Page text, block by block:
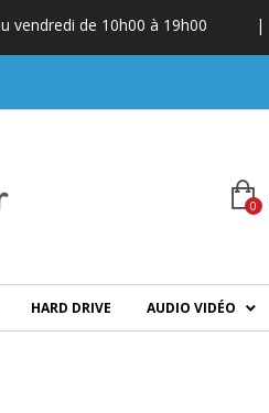
vendredi de 10h00 à 19h00 |
0
HARD DRIVE AUDIO VIDÉO